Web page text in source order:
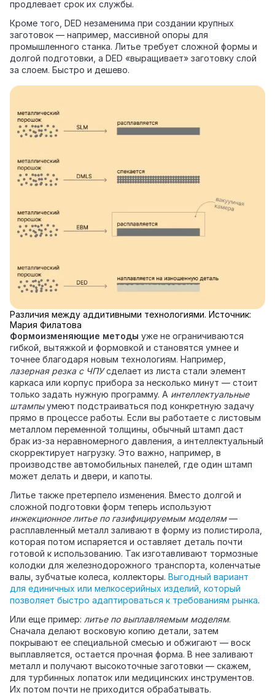
продлевает срок их службы.
Кроме того, DED незаменима при создании крупных
заготовок — например, массивной опоры для
промышленного станка. Литье требует сложной формы и
долгой подготовки, а DED «выращивает» заготовку слой
за слоем. Быстро и дешево.
Различия между аддитивными технологиями. Источник:
Мария Филатова
Формоизменяющие методы уже не ограничиваются
гибкой, вытяжкой и формовкой и становятся умнее и
точнее благодаря новым технологиям. Например,
лазерная резка с ЧПУсделает из листа стали элемент
каркаса или корпус прибора за несколько минут — стоит
только задать нужную программу. А интеллектуальные
штампыумеют подстраиваться под конкретную задачу
прямо в процессе работы. Если вы работаете с листовым
металлом переменной толщины, обычный штамп даст
брак из‑за неравномерного давления, а интеллектуальный
скорректирует нагрузку. Это важно, например, в
производстве автомобильных панелей, где один штамп
может делать и двери, и капоты.
Литье также претерпело изменения. Вместо долгой и
сложной подготовки форм теперь используют
инжекционное литье по газифицируемым моделям—
расплавленный металл заливают в форму из полистирола,
которая потом испаряется и оставляет деталь почти
готовой к использованию. Так изготавливают тормозные
колодки для железнодорожного транспорта, коленчатые
валы, зубчатые колеса, коллекторы. Выгодный вариант
для единичных или мелкосерийных изделий, который
позволяет быстро адаптироваться к требованиям рынка.
Или еще пример: литье по выплавляемым моделям.
Сначала делают восковую копию детали, затем
покрывают ее специальной смесью и обжигают — воск
выплавляется, остается прочная форма. В нее заливают
металл и получают высокоточные заготовки — скажем,
для турбинных лопаток или медицинских инструментов.
Их потом почти не приходится обрабатывать.